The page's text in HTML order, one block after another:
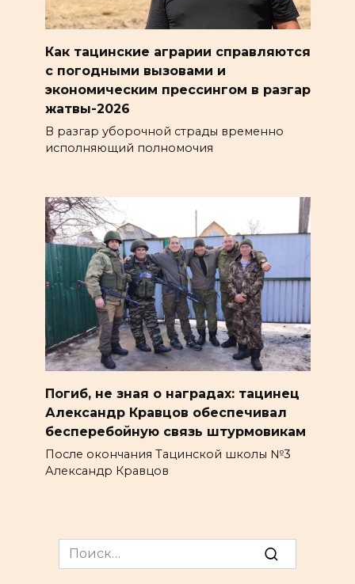
Как тацинские аграрии справляются
с погодными вызовами и
экономическим прессингом в разгар
жатвы-2026
В разгар уборочной страды временно
исполняющий полномочия
Погиб, не зная о наградах: тацинец
Александр Кравцов обеспечивал
бесперебойную связь штурмовикам
После окончания Тацинской школы №3
Александр Кравцов
Search
for: